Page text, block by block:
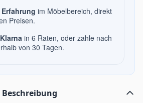
Erfahrung im Möbelbereich, direkt
Preisen.
in 6 Raten, oder zahle nach
von 30 Tagen.
Beschreibung